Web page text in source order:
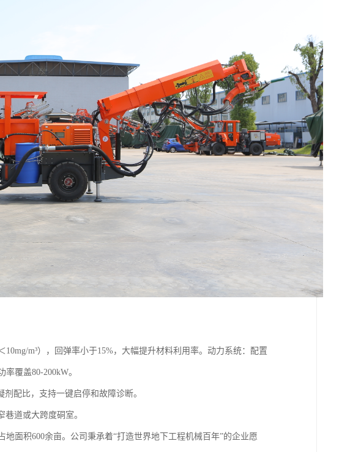
m³），回弹率小于15%，大幅提升材料利用率。动力系统：配置
覆盖80-200kW。
配比，支持一键启停和故障诊断。
道或大跨度硐室。
面积600余亩。公司秉承着“打造世界地下工程机械百年”的企业愿